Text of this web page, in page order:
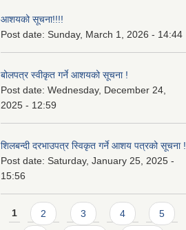
आशयको सूचना!!!!
Post date: Sunday, March 1, 2026 - 14:44
बोलपत्र स्वीकृत गर्ने आशयको सूचना !
Post date: Wednesday, December 24,
2025 - 12:59
शिलबन्दी दरभाउपत्र स्विकृत गर्ने आशय पत्रको सूचना !
Post date: Saturday, January 25, 2025 -
15:56
Pages
1 2 3 4 5